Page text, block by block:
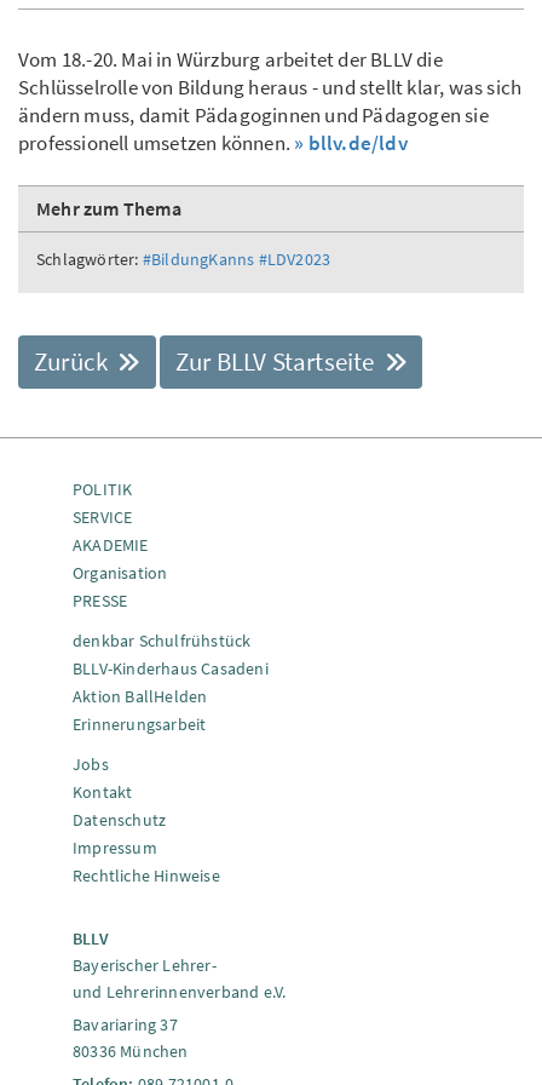
Vom 18.-20. Mai in Würzburg arbeitet der BLLV die
Schlüsselrolle von Bildung heraus - und stellt klar, was sich
ändern muss, damit Pädagoginnen und Pädagogen sie
professionell umsetzen können. » bllv.de/ldv
Mehr zum Thema
Schlagwörter: #BildungKanns #LDV2023
Zurück Zur BLLV Startseite
POLITIK
SERVICE
AKADEMIE
Organisation
PRESSE
denkbar Schulfrühstück
BLLV-Kinderhaus Casadeni
Aktion BallHelden
Erinnerungsarbeit
Jobs
Kontakt
Datenschutz
Impressum
Rechtliche Hinweise
BLLV
Bayerischer Lehrer-
und Lehrerinnenverband e.V.
Bavariaring 37
80336 München